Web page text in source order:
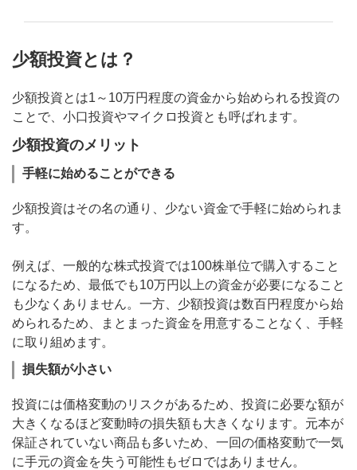
少額投資とは？
少額投資とは1～10万円程度の資金から始められる投資の
ことで、小口投資やマイクロ投資とも呼ばれます。
少額投資のメリット
手軽に始めることができる
少額投資はその名の通り、少ない資金で手軽に始められま
す。
例えば、一般的な株式投資では100株単位で購入すること
になるため、最低でも10万円以上の資金が必要になること
も少なくありません。一方、少額投資は数百円程度から始
められるため、まとまった資金を用意することなく、手軽
に取り組めます。
損失額が小さい
投資には価格変動のリスクがあるため、投資に必要な額が
大きくなるほど変動時の損失額も大きくなります。元本が
保証されていない商品も多いため、一回の価格変動で一気
に手元の資金を失う可能性もゼロではありません。